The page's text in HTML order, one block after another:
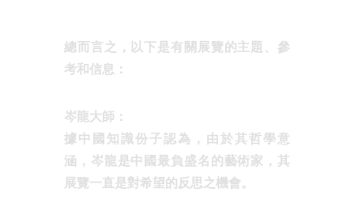
總而言之，以下是有關展覽的主題、參
考和信息：
岑龍大師：
據中國知識份子認為，由於其哲學意
涵，岑龍是中國最負盛名的藝術家，其
展覽一直是對希望的反思之機會。